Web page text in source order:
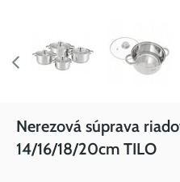
Nerezová súprava
14/16/18/20cm TILO